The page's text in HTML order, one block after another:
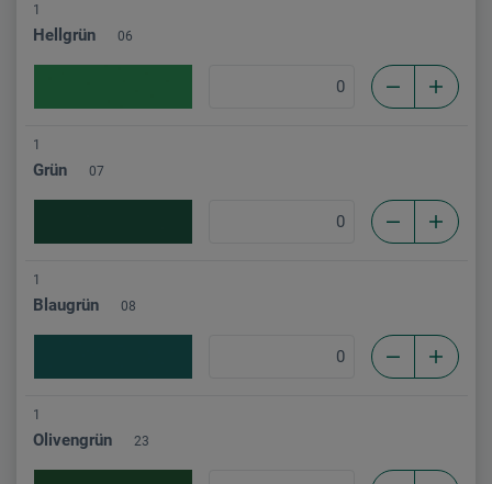
1
Hellgrün 06
1
Grün 07
1
Blaugrün 08
1
Olivengrün 23